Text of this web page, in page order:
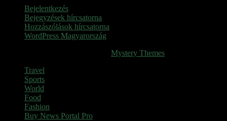
Bejelentkezés
Bejegyzések hírcsatorna
Hozzászólások hírcsatorna
WordPress Magyarország
Mystery Themes
Travel
Sports
World
Food
Fashion
Buy News Portal Pro